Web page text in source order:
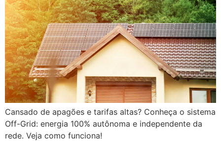
Cansado de apagões e tarifas altas? Conheça o sistema
Off-Grid: energia 100% autônoma e independente da
rede. Veja como funciona!